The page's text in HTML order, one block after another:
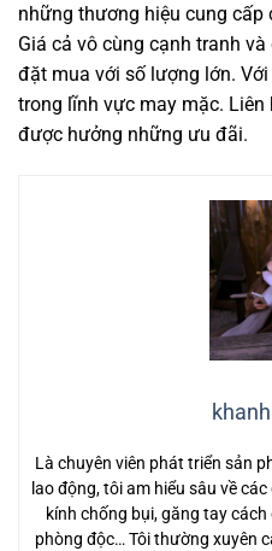
những thương hiệu cung
Giá cả vô cùng cạnh tranh
đặt mua với số lượng lớn.
trong lĩnh vực may mặc.
được hưởng những ưu đãi.
Là chuyên viên phát triển sản
lao động, tôi am hiểu sâu về
kính chống bụi, găng tay
phòng độc… Tôi thường xuyên